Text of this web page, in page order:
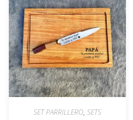
SET PARRILLERO, SETS